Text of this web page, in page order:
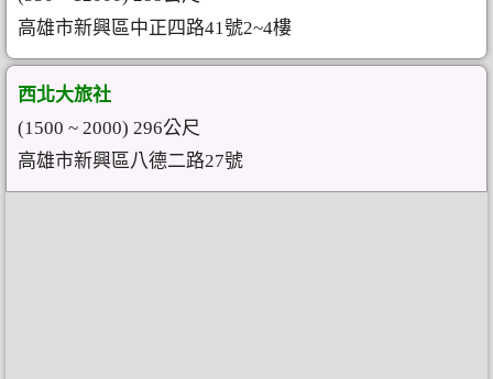
高雄市新興區中正四路41號2~4樓
西北大旅社
(1500 ~ 2000) 296公尺
高雄市新興區八德二路27號